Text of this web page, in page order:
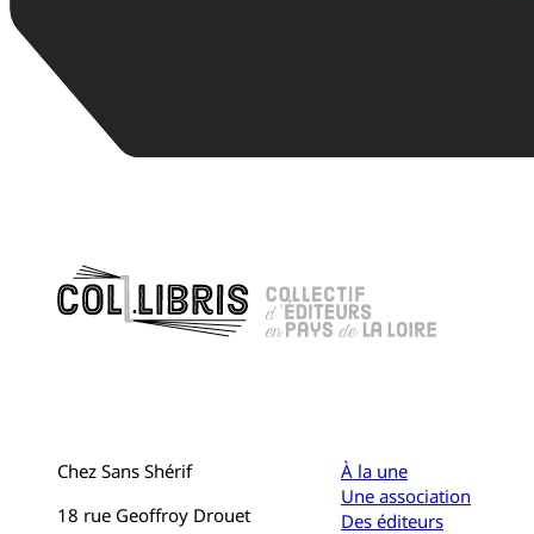
Chez Sans Shérif
18 rue Geoffroy Drouet
À la une
Une association
Des éditeurs